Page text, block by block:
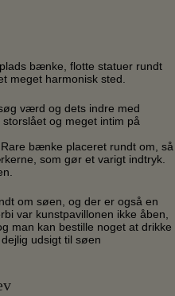
bænke, flotte statuer rundt
meget harmonisk sted.
værd og dets indre med
og meget intim på
bænke placeret rundt om, så
som gør et varigt indtryk.
om søen, og der er også en
var kunstpavillonen ikke åben,
man kan bestille noget at drikke
udsigt til søen